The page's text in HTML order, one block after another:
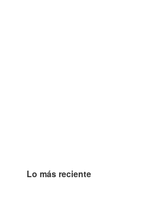
Lo más reciente